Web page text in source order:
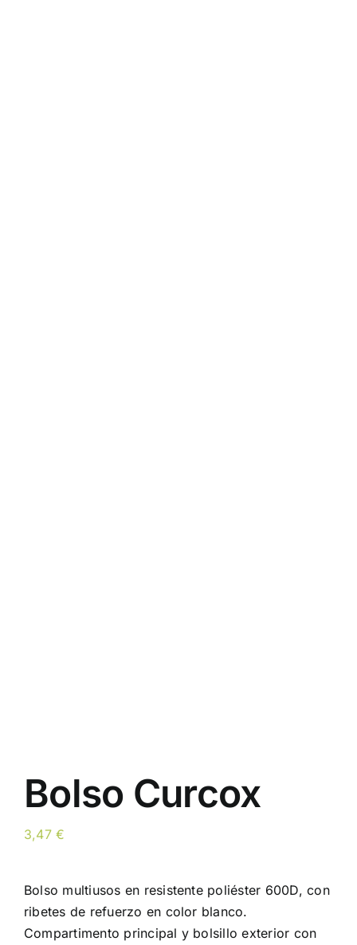
Bolso Curcox
3,47€
Bolso multiusos en resistente poliéster 600D, con
ribetes de refuerzo en color blanco.
Compartimento principal y bolsillo exterior con